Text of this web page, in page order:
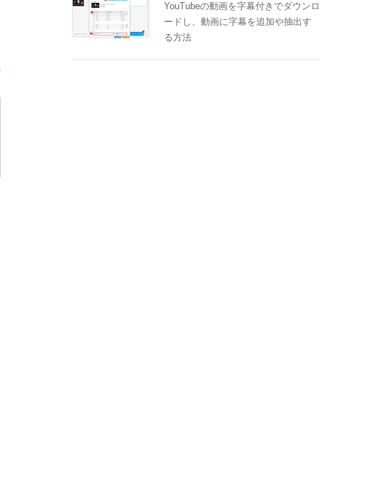
YouTubeの動画を字幕付きでダウンロ
ードし、動画に字幕を追加や抽出す
る方法